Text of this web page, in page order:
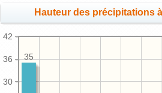
Hauteur des précipitations
30
36
42
35